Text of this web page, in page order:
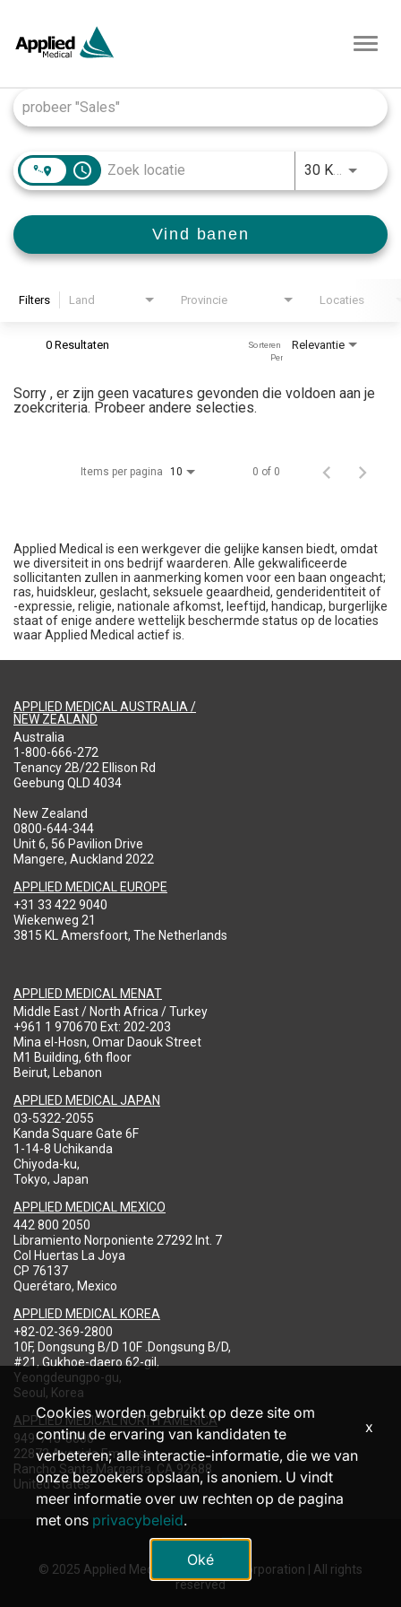
access_time 30 KM
Vind banen
Filters Land Provincie Locaties
0 Resultaten Relevantie
Sorteren
Per
Sorry , er zijn geen vacatures gevonden die voldoen aan je
zoekcriteria. Probeer andere selecties.
Items per pagina 10 0 of 0
Applied Medical is een werkgever die gelijke kansen biedt, omdat
we diversiteit in ons bedrijf waarderen. Alle gekwalificeerde
sollicitanten zullen in aanmerking komen voor een baan ongeacht;
ras, huidskleur, geslacht, seksuele geaardheid, genderidentiteit of
-expressie, religie, nationale afkomst, leeftijd, handicap, burgerlijke
staat of enige andere wettelijk beschermde status op de locaties
waar Applied Medical actief is.
APPLIED MEDICAL AUSTRALIA /
NEW ZEALAND
Australia
1-800-666-272
Tenancy 2B/22 Ellison Rd
Geebung QLD 4034
New Zealand
0800-644-344
Unit 6, 56 Pavilion Drive
Mangere, Auckland 2022
APPLIED MEDICAL EUROPE
+31 33 422 9040
Wiekenweg 21
3815 KL Amersfoort, The Netherlands
APPLIED MEDICAL MENAT
Middle East / North Africa / Turkey
+961 1 970670 Ext: 202-203
Mina el-Hosn, Omar Daouk Street
M1 Building, 6th floor
Beirut, Lebanon
APPLIED MEDICAL JAPAN
03-5322-2055
Kanda Square Gate 6F
1-14-8 Uchikanda
Chiyoda-ku,
Tokyo, Japan
APPLIED MEDICAL MEXICO
442 800 2050
Libramiento Norponiente 27292 Int. 7
Col Huertas La Joya
CP 76137
Querétaro, Mexico
APPLIED MEDICAL KOREA
+82-02-369-2800
10F, Dongsung B/D 10F .Dongsung B/D,
#21, Gukhoe-daero 62-gil,
Yeongdeungpo-gu,
Seoul, Korea
APPLIED MEDICAL NORTH AMERICA
949-713-8000
22872 Avenida Empresa
Rancho Santa Margarita, CA 92688
United States
© 2025 Applied Medical Resources Corporation | All rights
reserved
Cookies worden gebruikt op deze site om
continu de ervaring van kandidaten te
verbeteren; alle interactie-informatie, die we van
onze bezoekers opslaan, is anoniem. U vindt
meer informatie over uw rechten op de pagina
met ons privacybeleid.
Oké
x